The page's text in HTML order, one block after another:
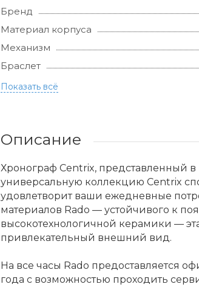
Бренд
Материал корпуса
Механизм
Браслет
Показать всё
Описание
Хронограф Centrix, представленный
универсальную коллекцию Centrix
удовлетворит ваши ежедневные
материалов Rado — устойчивого к
высокотехнологичной керамики —
привлекательный внешний вид.
На все часы Rado предоставляется
года с возможностью проходить